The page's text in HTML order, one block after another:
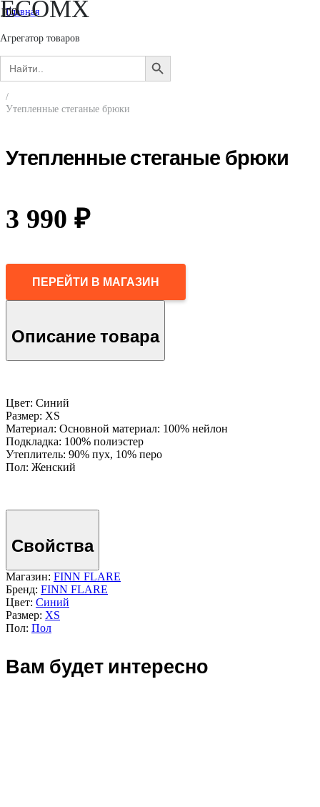
ECOMX
Агрегатор товаров
Search
for:
SEARCH
BUTTON
Главная
Женщинам
Одежда
Брюки
/
Утепленные стеганые брюки
Утепленные стеганые брюки
3 990 ₽
ПЕРЕЙТИ В МАГАЗИН
Описание товара
Цвет: Синий
Размер: XS
Материал: Основной материал: 100% нейлон
Подкладка: 100% полиэстер
Утеплитель: 90% пух, 10% перо
Пол: Женский
Свойства
Магазин: FINN FLARE
Бренд: FINN FLARE
Цвет: Синий
Размер: XS
Пол: Пол
Вам будет интересно